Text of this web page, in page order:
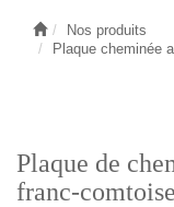
Nos produits
Plaque cheminée
Plaque de
franc-